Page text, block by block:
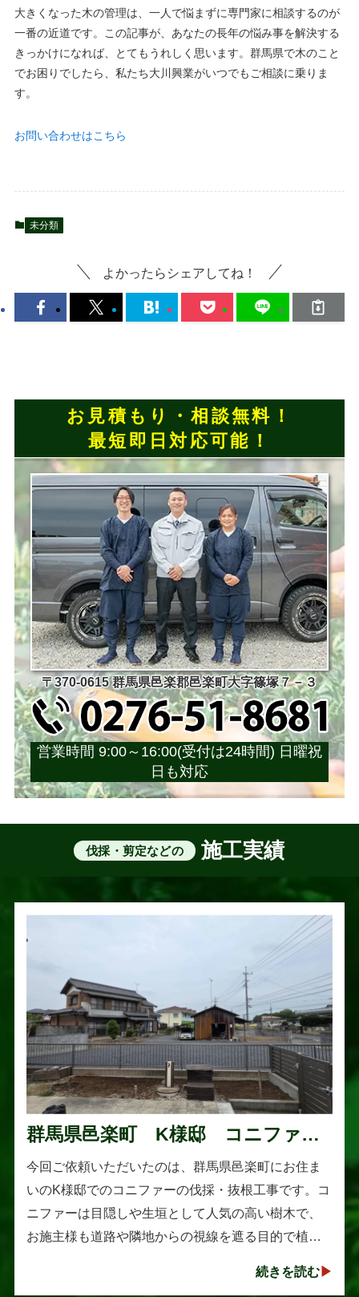
大きくなった木の管理は、一人で悩まずに専門家に相談するのが
一番の近道です。この記事が、あなたの長年の悩み事を解決する
きっかけになれば、とてもうれしく思います。群馬県で木のこと
でお困りでしたら、私たち大川興業がいつでもご相談に乗りま
す。
お問い合わせはこちら
未分類
よかったらシェアしてね！
お見積もり・相談無料！
最短即日対応可能！
〒370-0615 群馬県邑楽郡邑楽町大字篠塚７－３
営業時間 9:00～16:00(受付は24時間) 日曜祝
日も対応
伐採・剪定などの 施工実績
群馬県邑楽町 K様邸 コニファー
伐採・抜根工事
今回ご依頼いただいたのは、群馬県邑楽町にお住ま
いのK様邸でのコニファーの伐採・抜根工事です。コ
ニファーは目隠しや生垣として人気の高い樹木で、
お施主様も道路や隣地からの視線を遮る目的で植え
続きを読む